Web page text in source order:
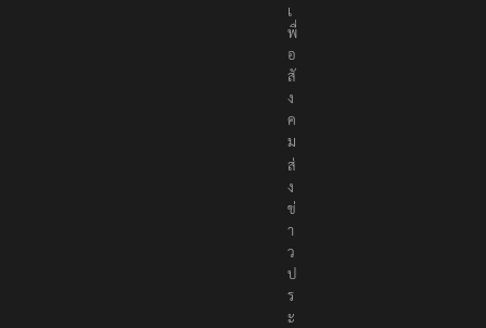
เ
พื่
อ
สั
ง
ค
ม
ส่
ง
ข่
า
ว
ป
ร
ะ